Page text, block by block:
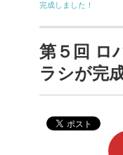
完成しました！
第５回 ロ
ラシが完